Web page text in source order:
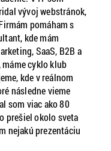
vývoj webstránok,
pomáham s
kde mám
SaaS, B2B a
cyklo klub
kde v reálnom
následne vieme
som viac ako 80
prešiel okolo sveta
nejakú prezentáciu